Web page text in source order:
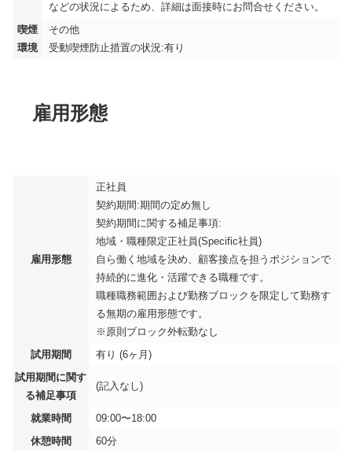
などの状況によるため、詳細は面接時にお問合せください。
喫煙
環境
その他
受動喫煙防止措置の状況:有り
雇用形態
雇用形態
正社員
契約期間:期間の定め無し
契約期間に関する補足事項:
地域・職種限定正社員(Specific社員)
自ら働く地域を決め、顧客接点を担うポジションで
持続的に進化・活躍できる職種です。
職種職務範囲および勤務ブロックを限定して勤務す
る無期の雇用形態です。
※原則ブロック外転勤なし
試用期間
有り (6ヶ月)
試用期間に関す
る補足事項
(記入なし)
就業時間
09:00〜18:00
休憩時間
60分